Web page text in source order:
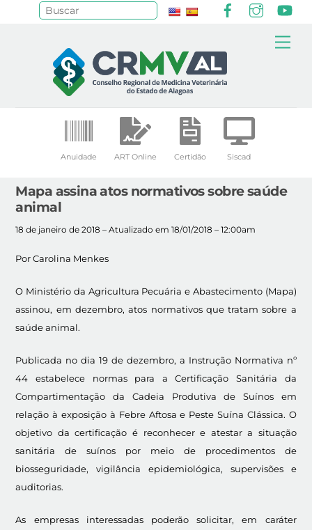
Anuidade ART Online Certidão Siscad
Mapa assina atos normativos sobre saúde
animal
18 de janeiro de 2018 – Atualizado em 18/01/2018 – 12:00am
Por Carolina Menkes
O Ministério da Agricultura Pecuária e Abastecimento (Mapa)
assinou, em dezembro, atos normativos que tratam sobre a
saúde animal.
Publicada no dia 19 de dezembro, a Instrução Normativa nº
44 estabelece normas para a Certificação Sanitária da
Compartimentação da Cadeia Produtiva de Suínos em
relação à exposição à Febre Aftosa e Peste Suína Clássica. O
objetivo da certificação é reconhecer e atestar a situação
sanitária de suínos por meio de procedimentos de
biosseguridade, vigilância epidemiológica, supervisões e
auditorias.
As empresas interessadas poderão solicitar, em caráter